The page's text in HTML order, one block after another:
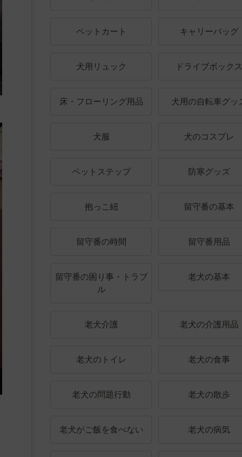
ペットカート キャリーバッグ
犬用リュック ドライブボックス
床・フローリング用品 犬用の自転車グッ
犬服 犬のコスプレ
ペットステップ 防寒グッズ
抱っこ紐 留守番の基本
留守番の時間 留守番用品
留守番の困り事・トラブ
ル
老犬の基本
老犬介護 老犬の介護用品
老犬のトイレ 老犬の食事
老犬の問題行動 老犬の散歩
老犬がご飯を食べない 老犬の病気